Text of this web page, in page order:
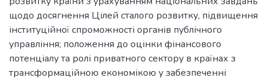
щодо досягнення Цілей сталого розвитку, підвищення
інституційної спроможності органів публічного
управління; положення до оцінки фінансового
потенціалу та ролі приватного сектору в країнах з
трансформаційною економікою у забезпеченні